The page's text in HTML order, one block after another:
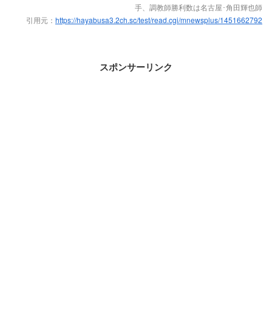
手、調教師勝利数は名古屋･角田輝也師
引用元： https://hayabusa3.2ch.sc/test/read.cgi/mnewsplus/1451662792
スポンサーリンク